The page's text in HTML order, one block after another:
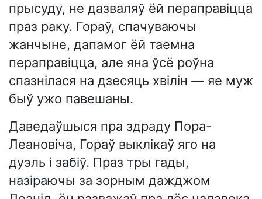
прысуду, не дазваляў ёй пераправіцца
праз раку. Гораў, спачуваючы
жанчыне, дапамог ёй таемна
пераправіцца, але яна ўсё роўна
спазнілася на дзесяць хвілін — яе муж
быў ужо павешаны.
Даведаўшыся пра здраду Пора-
Леановіча, Гораў выклікаў яго на
дуэль і забіў. Праз тры гады,
назіраючы за зорным дажджом